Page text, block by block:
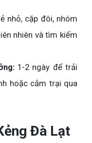
nhỏ, cặp đôi, nhóm
nhiên và tìm kiếm
1-2 ngày để trải
hoặc cắm trại qua
Đà Lạt